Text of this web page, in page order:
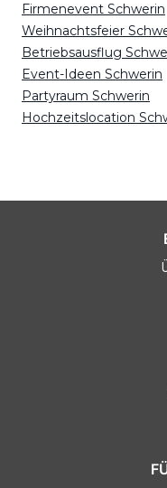
Firmenevent Schwerin
Weihnachtsfeier
Betriebsausflug
Event-Ideen Schwerin
Partyraum Schwerin